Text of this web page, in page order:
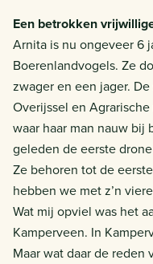
Een betrokken
Arnita is nu ongeveer 6
Boerenlandvogels. Ze
zwager en een jager.
Overijssel en
waar haar man nauw bij
geleden de eerste
Ze behoren tot de
hebben we met z’n
Wat mij opviel was het
Kamperveen. In
Maar wat daar de reden